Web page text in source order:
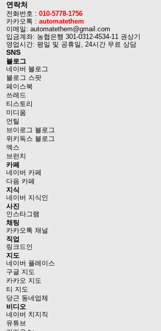
연락처
전화번호 : 010-5778-1756
카카오톡 : automatethem
이메일: automatethem@gmail.com
입금계좌: 농협은행 301-0312-4534-11 권상기
영업시간: 평일 및 공휴일, 24시간 무료 상담
SNS
블로그
네이버 블로그
블로그 스팟
페이스북
쓰레드
티스토리
미디움
언틸
브이로그 블로그
위키독스 블로그
엑스
브런치
카페
네이버 카페
다음 카페
지식
네이버 지식인
사진
인스타그램
채팅
카카오톡 채널
직업
링크드인
지도
네이버 플레이스
구글 지도
카카오 지도
티 지도
당근 동네업체
비디오
네이버 치지직
유튜브